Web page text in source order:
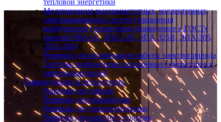
тепловой энергетики
Модернизация высокочастотных, коллекторных,
электромашинных систем управления
возбудителей генераторов (приведение к ГОСТу
панелей РВА-65, ЭПА-120, ЭПА-325В, ЭПА-305,
ЭПА-500)
Решения для оптимизации работы электропривода
Системы возбуждения синхронных генераторов и
электродвигателей
Горная добыча и металлургия
Решения для добычи
Решения для переработки
Решения для транспортировки
Решения для шахтного подъема